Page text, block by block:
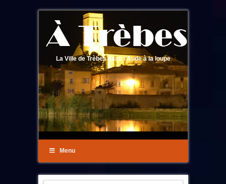
La Ville de Trèbes dans l'Aude à la loupe
Menu